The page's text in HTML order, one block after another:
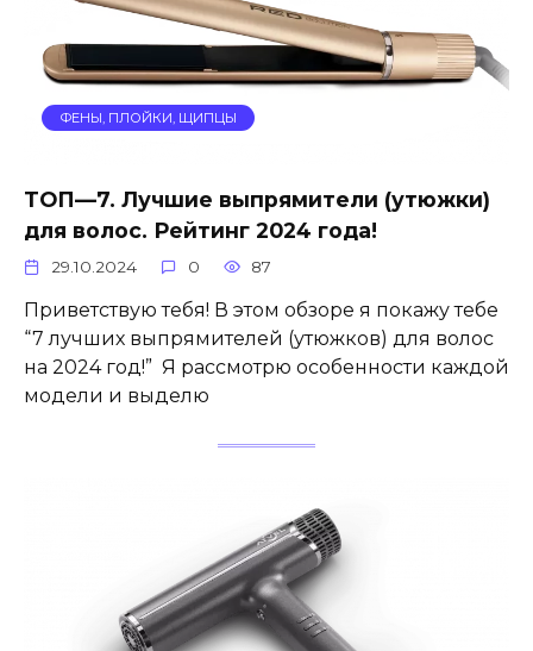
ФЕНЫ, ПЛОЙКИ, ЩИПЦЫ
ТОП—7. Лучшие выпрямители (утюжки)
для волос. Рейтинг 2024 года!
29.10.2024 0 87
Приветствую тебя! В этом обзоре я покажу тебе
“7 лучших выпрямителей (утюжков) для волос
на 2024 год!” Я рассмотрю особенности каждой
модели и выделю